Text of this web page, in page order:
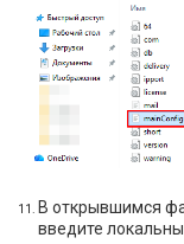
В открывшимся
введите